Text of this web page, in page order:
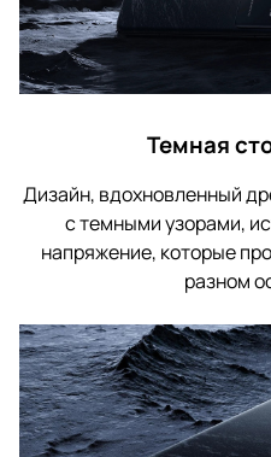
Темная
Дизайн, вдохновленный
с темными узорами,
напряжение, которые
разном